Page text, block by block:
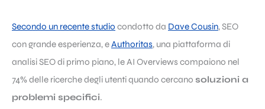
Secondo un recente studio condotto da Dave Cousin, SEO
con grande esperienza, eAuthoritas, una piattaforma di
analisi SEO di primo piano, le AI Overviews compaiono nel
74% delle ricerche degli utenti quando cercano soluzioni a
problemi specifici.